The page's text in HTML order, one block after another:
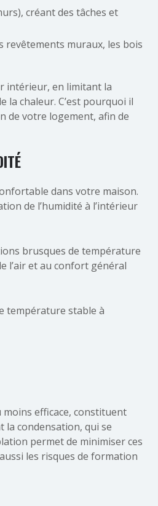
créant des tâches et
revêtements muraux, les bois
intérieur, en limitant la
chaleur. C’est pourquoi il
de votre logement, afin de
dans votre maison.
de l’humidité à l’intérieur
brusques de température
l’air et au confort général
température stable à
moins efficace, constituent
la condensation, qui se
permet de minimiser ces
les risques de formation